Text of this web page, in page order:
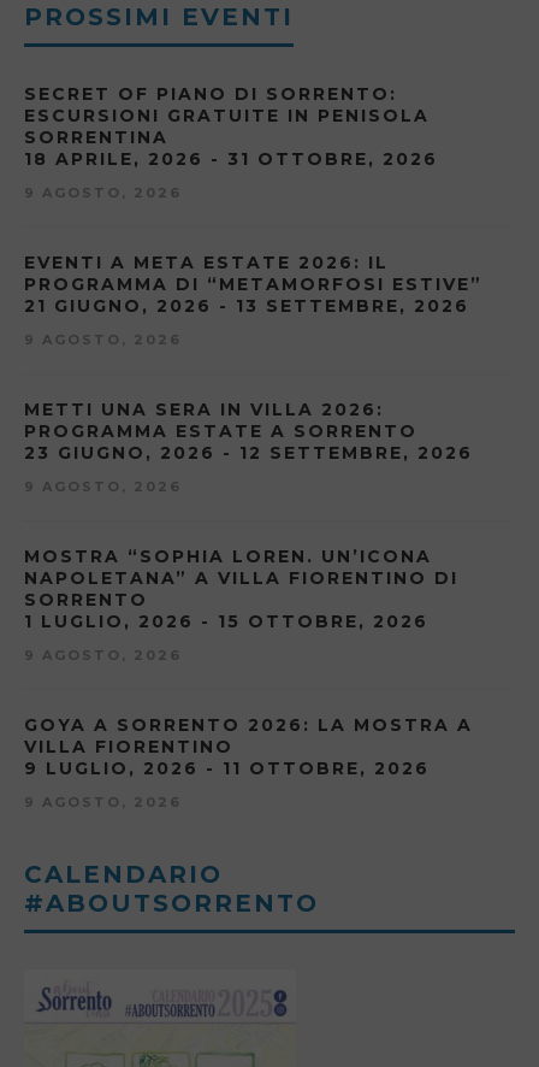
PROSSIMI EVENTI
SECRET OF PIANO DI SORRENTO:
ESCURSIONI GRATUITE IN PENISOLA
SORRENTINA
18 APRILE, 2026 - 31 OTTOBRE, 2026
9 AGOSTO, 2026
EVENTI A META ESTATE 2026: IL
PROGRAMMA DI “METAMORFOSI ESTIVE”
21 GIUGNO, 2026 - 13 SETTEMBRE, 2026
9 AGOSTO, 2026
METTI UNA SERA IN VILLA 2026:
PROGRAMMA ESTATE A SORRENTO
23 GIUGNO, 2026 - 12 SETTEMBRE, 2026
9 AGOSTO, 2026
MOSTRA “SOPHIA LOREN. UN’ICONA
NAPOLETANA” A VILLA FIORENTINO DI
SORRENTO
1 LUGLIO, 2026 - 15 OTTOBRE, 2026
9 AGOSTO, 2026
GOYA A SORRENTO 2026: LA MOSTRA A
VILLA FIORENTINO
9 LUGLIO, 2026 - 11 OTTOBRE, 2026
9 AGOSTO, 2026
CALENDARIO
#ABOUTSORRENTO